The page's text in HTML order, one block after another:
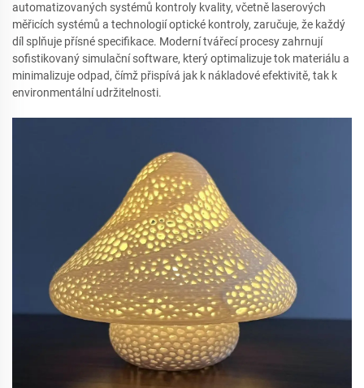
automatizovaných systémů kontroly kvality, včetně laserových
měřicích systémů a technologií optické kontroly, zaručuje, že každý
díl splňuje přísné specifikace. Moderní tvářecí procesy zahrnují
sofistikovaný simulační software, který optimalizuje tok materiálu a
minimalizuje odpad, čímž přispívá jak k nákladové efektivitě, tak k
environmentální udržitelnosti.